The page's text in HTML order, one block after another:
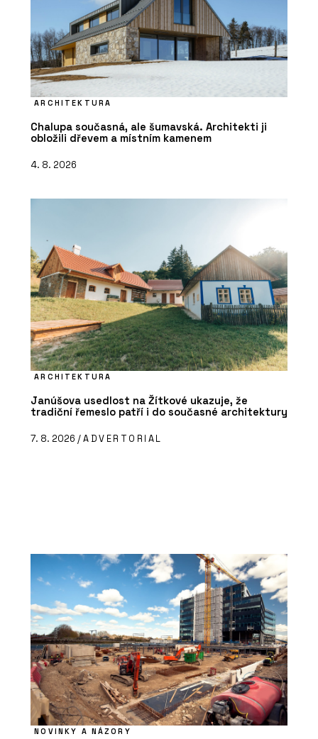
ARCHITEKTURA
Chalupa současná, ale šumavská. Architekti ji
obložili dřevem a místním kamenem
4. 8. 2026
ARCHITEKTURA
Janúšova usedlost na Žítkové ukazuje, že
tradiční řemeslo patří i do současné architektury
7. 8. 2026 /ADVERTORIAL
NOVINKY A NÁZORY